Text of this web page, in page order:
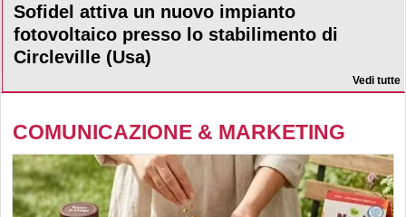
Sofidel attiva un nuovo impianto
fotovoltaico presso lo stabilimento di
Circleville (Usa)
Vedi tutte
COMUNICAZIONE & MARKETING